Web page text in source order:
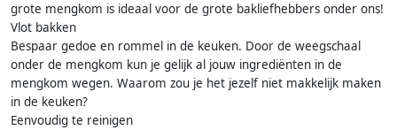
grote mengkom is ideaal voor de grote bakliefhebbers onder ons!
Vlot bakken
Bespaar gedoe en rommel in de keuken. Door de weegschaal
onder de mengkom kun je gelijk al jouw ingrediënten in de
mengkom wegen. Waarom zou je het jezelf niet makkelijk maken
in de keuken?
Eenvoudig te reinigen